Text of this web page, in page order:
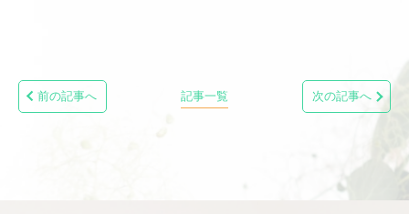
前の記事へ 記事一覧 次の記事へ